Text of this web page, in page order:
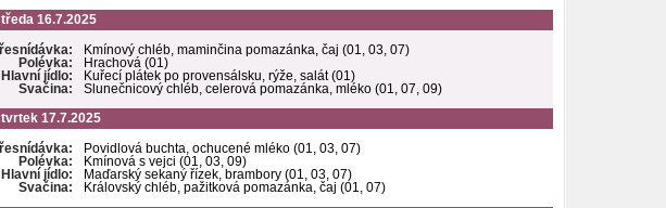
16.7.2025
Kmínový chléb, maminčina pomazánka, čaj (01, 03, 07)
Polévka:
Hrachová (01)
Hlavní jídlo:
Kuřecí plátek po provensálsku, rýže, salát (01)
Svačina:
Slunečnicový chléb, celerová pomazánka, mléko (01, 07, 09)
17.7.2025
Povidlová buchta, ochucené mléko (01, 03, 07)
Polévka:
Kmínová s vejci (01, 03, 09)
Hlavní jídlo:
Maďarský sekaný řízek, brambory (01, 03, 07)
Svačina:
Královský chléb, pažitková pomazánka, čaj (01, 07)